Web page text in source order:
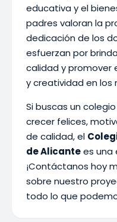
educativa y el
padres valoran la
dedicación de los
esfuerzan por
calidad y promover
y creatividad en los
Si buscas un
crecer felices,
de calidad, el
de Alicantees una
¡Contáctanos hoy
sobre nuestro
todo lo que